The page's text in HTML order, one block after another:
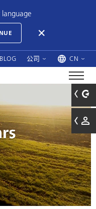
language
BLOG 公司 CN